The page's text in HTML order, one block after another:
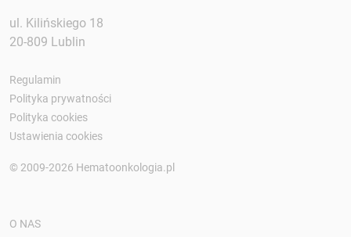
ul. Kilińskiego 18
20-809 Lublin
Regulamin
Polityka prywatności
Polityka cookies
Ustawienia cookies
© 2009-2026 Hematoonkologia.pl
O NAS